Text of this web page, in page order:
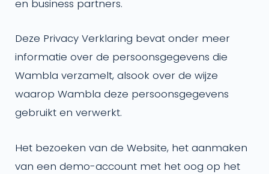
en business partners.
Deze Privacy Verklaring bevat onder meer
informatie over de persoonsgegevens die
Wambla verzamelt, alsook over de wijze
waarop Wambla deze persoonsgegevens
gebruikt en verwerkt.
Het bezoeken van de Website, het aanmaken
van een demo-account met het oog op het